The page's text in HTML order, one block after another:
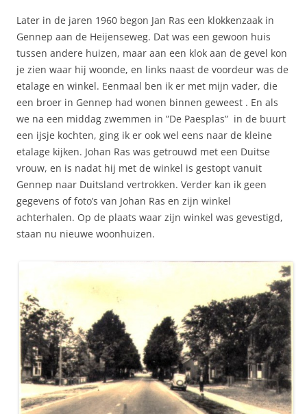
Later in de jaren 1960 begon Jan Ras een klokkenzaak in
Gennep aan de Heijenseweg. Dat was een gewoon huis
tussen andere huizen, maar aan een klok aan de gevel kon
je zien waar hij woonde, en links naast de voordeur was de
etalage en winkel. Eenmaal ben ik er met mijn vader, die
een broer in Gennep had wonen binnen geweest . En als
we na een middag zwemmen in ”De Paesplas” in de buurt
een ijsje kochten, ging ik er ook wel eens naar de kleine
etalage kijken. Johan Ras was getrouwd met een Duitse
vrouw, en is nadat hij met de winkel is gestopt vanuit
Gennep naar Duitsland vertrokken. Verder kan ik geen
gegevens of foto’s van Johan Ras en zijn winkel
achterhalen. Op de plaats waar zijn winkel was gevestigd,
staan nu nieuwe woonhuizen.